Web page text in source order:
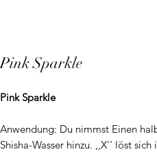
Pink Sparkle
Pink Sparkle
Anwendung: Du nimmst Einen
Shisha-Wasser hinzu. ,,X'' löst